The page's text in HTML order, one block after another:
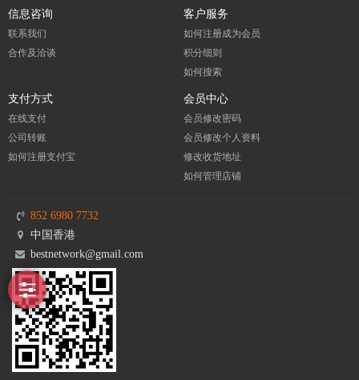
信息咨询
联系我们
合作及洽谈
客户服务
如何注册成为会员
积分细则
如何搜索
支付方式
在线支付
公司转账
如何注册支付宝
会员中心
会员修改密码
会员修改个人资料
修改收货地址
如何管理店铺
852 6980 7732
中国香港
bestnetwork@gmail.com